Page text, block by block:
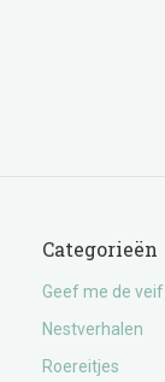
Categorieën
Geef me de veif
Nestverhalen
Roereitjes